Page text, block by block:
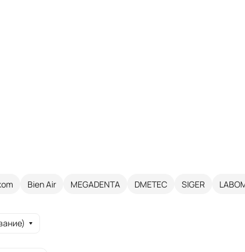
Bien Air MEGADENTA DMETEC SIGER